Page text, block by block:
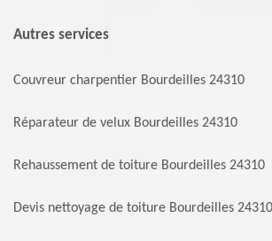
Autres services
Couvreur charpentier Bourdeilles 24310
Réparateur de velux Bourdeilles 24310
Rehaussement de toiture Bourdeilles 24310
Devis nettoyage de toiture Bourdeilles 24310